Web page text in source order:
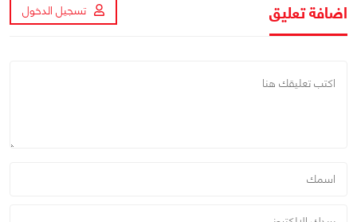
اضافة تعليق تسجيل الدخول